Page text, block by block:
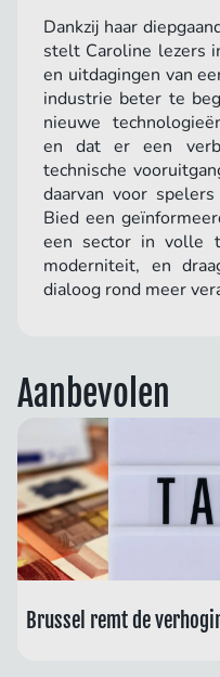
Dankzij haar
stelt Caroline lezers
en uitdagingen van
industrie beter te
nieuwe
en dat er een
technische
daarvan voor
Bied een
een sector in volle
moderniteit, en
dialoog rond meer
Aanbevolen
Brussel remt de